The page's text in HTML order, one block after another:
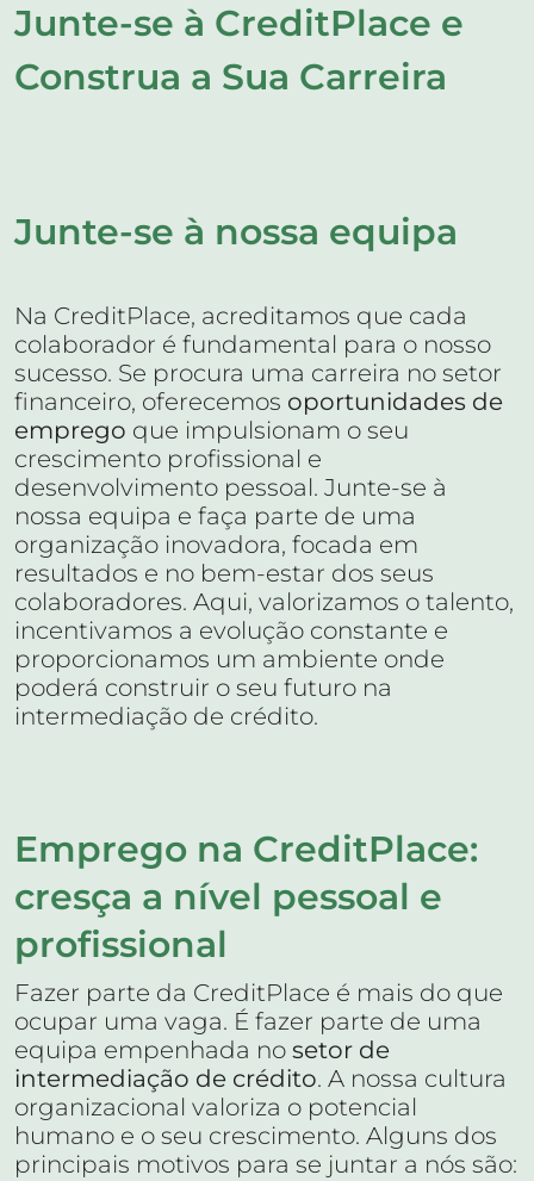
Junte-se à CreditPlace e
Construa a Sua Carreira
Junte-se à nossa equipa
Na CreditPlace, acreditamos que cada
colaborador é fundamental para o nosso
sucesso. Se procura uma carreira no setor
financeiro, oferecemos oportunidades de
emprego que impulsionam o seu
crescimento profissional e
desenvolvimento pessoal. Junte-se à
nossa equipa e faça parte de uma
organização inovadora, focada em
resultados e no bem-estar dos seus
colaboradores. Aqui, valorizamos o talento,
incentivamos a evolução constante e
proporcionamos um ambiente onde
poderá construir o seu futuro na
intermediação de crédito.
Emprego na CreditPlace:
cresça a nível pessoal e
profissional
Fazer parte da CreditPlace é mais do que
ocupar uma vaga. É fazer parte de uma
equipa empenhada no setor de
intermediação de crédito. A nossa cultura
organizacional valoriza o potencial
humano e o seu crescimento. Alguns dos
principais motivos para se juntar a nós são: